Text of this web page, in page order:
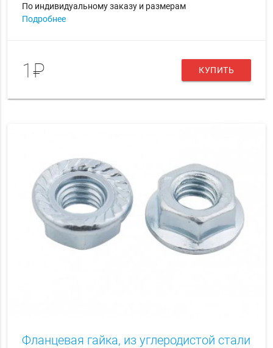
По индивидуальному заказу и размерам
Подробнее
1₽ КУПИТЬ
Фланцевая гайка, из углеродистой стали